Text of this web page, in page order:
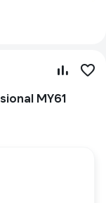
MY61